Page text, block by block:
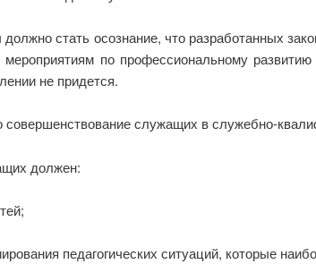
стать осознание, что разработанных
по профессиональному
не придется.
служащих в служебно-
должен:
педагогических ситуаций, которые